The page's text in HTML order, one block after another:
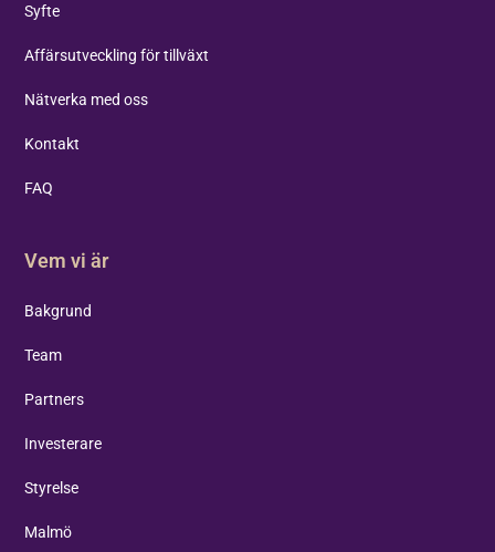
Syfte
Affärsutveckling för tillväxt
Nätverka med oss
Kontakt
FAQ
Vem vi är
Bakgrund
Team
Partners
Investerare
Styrelse
Malmö